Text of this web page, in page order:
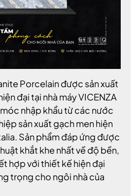
Porcelain được sản xuất
đại tại nhà máy VICENZA
nhập khẩu từ các nước
sản xuất gạch men hiện
Sản phẩm đáp ứng được
khắt khe nhất về độ bền,
hợp với thiết kế hiện đại
trọng cho ngôi nhà của